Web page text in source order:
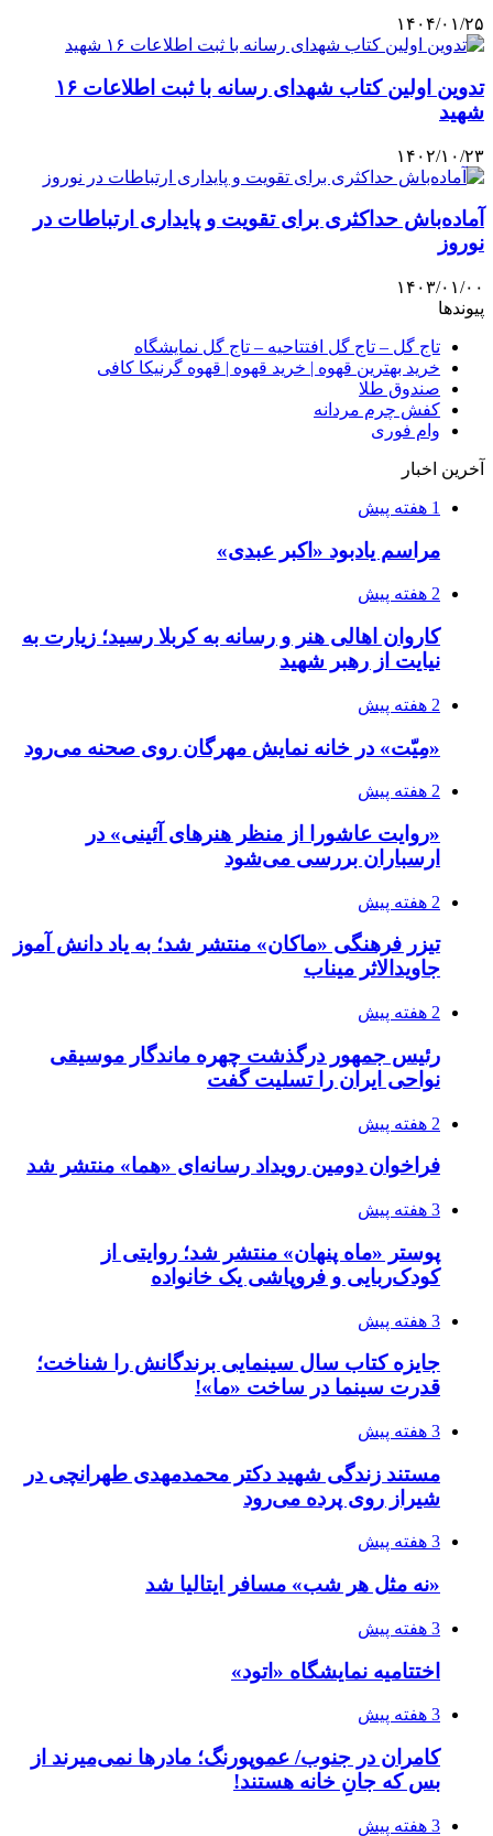
۱۴۰۴/۰۱/۲۵
تدوین اولین کتاب شهدای رسانه با ثبت اطلاعات ۱۶
شهید
۱۴۰۲/۱۰/۲۳
آماده‌باش حداکثری برای تقویت و پایداری ارتباطات در
نوروز
۱۴۰۳/۰۱/۰۰
پیوندها
تاج گل – تاج گل افتتاحیه – تاج گل نمایشگاه
خرید بهترین قهوه | خرید قهوه | قهوه گرنیکا کافی
صندوق طلا
کفش چرم مردانه
وام فوری
آخرین اخبار
1 هفته پیش
مراسم یادبود «اکبر عبدی»
2 هفته پیش
کاروان اهالی هنر و رسانه به کربلا رسید؛ زیارت به
نیایت از رهبر شهید
2 هفته پیش
«مِیّت» در خانه نمایش مهرگان روی صحنه می‌رود
2 هفته پیش
«روایت عاشورا از منظر هنرهای آئینی» در
ارسباران بررسی می‌شود
2 هفته پیش
تیزر فرهنگی «ماکان» منتشر شد؛ به یاد دانش آموز
جاویدالاثر میناب
2 هفته پیش
رئیس جمهور درگذشت چهره ماندگار موسیقی
نواحی ایران را تسلیت گفت
2 هفته پیش
فراخوان دومین رویداد رسانه‌ای «هما» منتشر شد
3 هفته پیش
پوستر «ماه پنهان» منتشر شد؛ روایتی از
کودک‌ربایی و فروپاشی یک خانواده
3 هفته پیش
جایزه کتاب سال سینمایی برندگانش را شناخت؛
قدرت سینما در ساخت «ما»!
3 هفته پیش
مستند زندگی شهید دکتر محمدمهدی طهرانچی در
شیراز روی پرده می‌رود
3 هفته پیش
«نه مثل هر شب» مسافر ایتالیا شد
3 هفته پیش
اختتامیه نمایشگاه «اتود»
3 هفته پیش
کامران در جنوب/ عموپورنگ؛ مادرها نمی‌میرند از
بس که جانِ خانه هستند!
3 هفته پیش